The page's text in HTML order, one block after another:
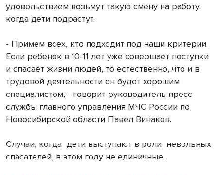
удовольствием возьмут такую смену на работу,
когда дети подрастут.
- Примем всех, кто подходит под наши критерии.
Если ребенок в 10-11 лет уже совершает поступки
и спасает жизни людей, то естественно, что и в
трудовой деятельности он будет хорошим
специалистом, - говорит руководитель пресс-
службы главного управления МЧС России по
Новосибирской области Павел Винаков.
Случаи, когда дети выступают в роли невольных
спасателей, в этом году не единичные.